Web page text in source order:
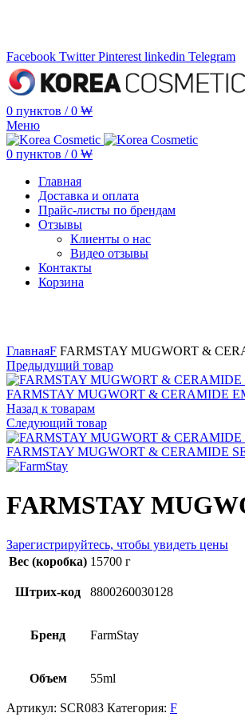
Facebook Twitter Pinterest linkedin Telegram
0 пунктов / 0 ₩
Меню
0 пунктов / 0 ₩
Главная
Доставка и оплата
Прайс-листы по брендам
Отзывы
Клиенты о нас
Видео отзывы
Контакты
Корзина
ГлавнаяF FARMSTAY MUGWORT &
Предыдущий товар
FARMSTAY MUGWORT & CERAMIDE
Назад к товарам
Следующий товар
FARMSTAY MUGWORT & CERAMIDE
FARMSTAY
Зарегистрируйтесь, чтобы увидеть цены
Вес (коробка) 15700 г
Штрих-код 8800260030128
Бренд FarmStay
Объем 55ml
Артикул: SCR083 Категория: F